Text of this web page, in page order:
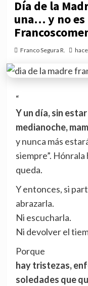
Día de la
una… y no es
Franco Segura R.
“
Y un día, sin
medianoche,
y nunca más
siempre”.
queda.
Y entonces, si
abrazarla.
Ni escucharla.
Ni devolver el
Porque
hay tristezas,
soledades que